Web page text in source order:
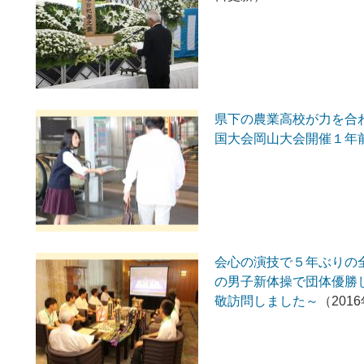
県下の農業高校が力を合
国大会岡山大会開催１年
会心の演技で５年ぶりの
の男子新体操で団体優勝
敬訪問しました～
（